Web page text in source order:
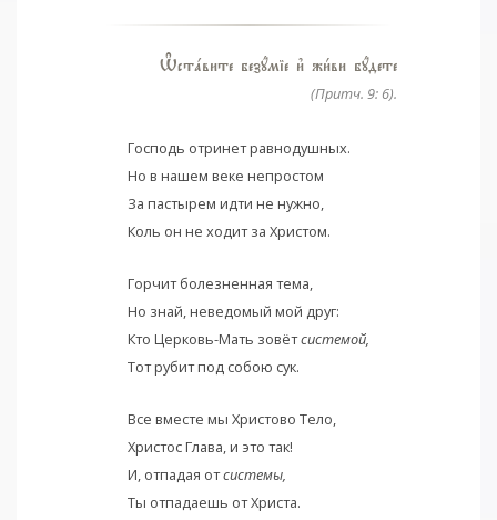
Њстaвите безyміе и3 жи1ви бyдете
(Притч. 9: 6).
Господь отринет равнодушных.
Но в нашем веке непростом
За пастырем идти не нужно,
Коль он не ходит за Христом.
Горчит болезненная тема,
Но знай, неведомый мой друг:
Кто Церковь-Мать зовётсистемой,
Тот рубит под собою сук.
Все вместе мы Христово Тело,
Христос Глава, и это так!
И, отпадая отсистемы,
Ты отпадаешь от Христа.